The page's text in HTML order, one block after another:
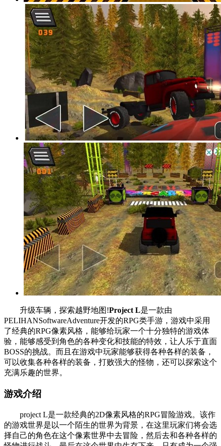
升级车辆，探索越野地图!Project L是一款由
PELIHANSoftwareAdventure开发的RPG类手游，游戏中采用
了经典的RPG像素风格，能够给玩家一个十分独特的游戏体
验，能够感受到角色的各种变化和技能的特效，让人乐于直面
BOSS的挑战。而且在游戏中玩家能够获得各种各样的装备，
可以收集各种各样的装备，打败强大的怪物，还可以探索这个
充满乐趣的世界。
游戏介绍
project L是一款经典的2D像素风格的RPG冒险游戏。该作
的游戏世界是以一个陌生的世界为背景，在这里玩家们将会选
择自己的角色在这个像素世界中去冒险，然后去和各种各样的